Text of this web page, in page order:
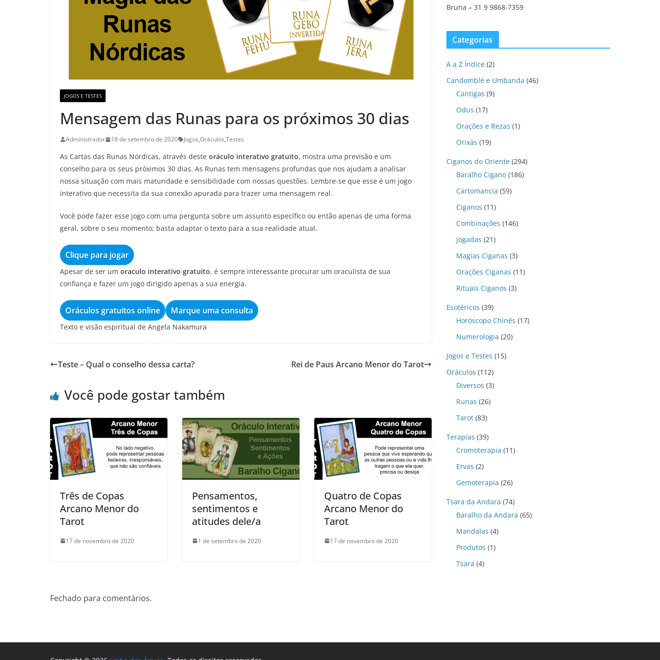
JOGOS E TESTES
Mensagem das Runas para os próximos 30 dias
Administrador 18 de setembro de 2020 Jogos,Oráculos,Testes
As Cartas das Runas Nórdicas, através deste oráculo interativo gratuito, mostra uma previsão e um
conselho para os seus próximos 30 dias. As Runas tem mensagens profundas que nos ajudam a analisar
nossa situação com mais maturidade e sensibilidade com nossas questões. Lembre-se que esse é um jogo
interativo que necessita da sua conexão apurada para trazer uma mensagem real.
Você pode fazer esse jogo com uma pergunta sobre um assunto específico ou então apenas de uma forma
geral, sobre o seu momento; basta adaptar o texto para a sua realidade atual.
Clique para jogar
Apesar de ser um oraculo interativo gratuito, é sempre interessante procurar um oraculista de sua
confiança e fazer um jogo dirigido apenas a sua energia.
Oráculos gratuitos online Marque uma consulta
Texto e visão espiritual de Angela Nakamura
Teste – Qual o conselho dessa carta? Rei de Paus Arcano Menor do Tarot
Você pode gostar também
Três de Copas
Arcano Menor do
Tarot
17 de novembro de 2020
Pensamentos,
sentimentos e
atitudes dele/a
1 de setembro de 2020
Quatro de Copas
Arcano Menor do
Tarot
17 de novembro de 2020
Fechado para comentários.
Bruna – 31 9 9868-7359
Categorias
A a Z Índice (2)
Candomblé e Umbanda (46)
Cantigas (9)
Odus (17)
Orações e Rezas (1)
Orixás (19)
Ciganos do Oriente (294)
Baralho Cigano (186)
Cartomancia (59)
Ciganos (11)
Combinações (146)
Jogadas (21)
Magias Ciganas (3)
Orações Ciganas (11)
Rituais Ciganos (3)
Esotéricos (39)
Horóscopo Chinês (17)
Numerologia (20)
Jogos e Testes (15)
Oráculos (112)
Diversos (3)
Runas (26)
Tarot (83)
Terapias (39)
Cromoterapia (11)
Ervas (2)
Gemoterapia (26)
Tsara da Andara (74)
Baralho da Andara (65)
Mandalas (4)
Produtos (1)
Tsara (4)